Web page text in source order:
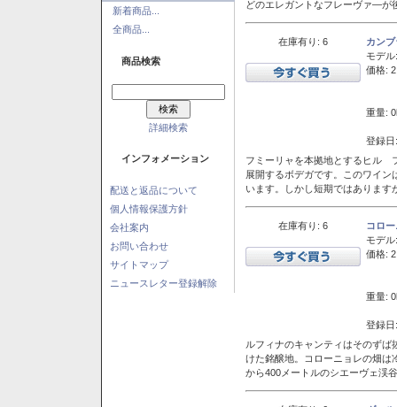
新着商品...
全商品...
商品検索
詳細検索
インフォメーション
配送と返品について
個人情報保護方針
会社案内
お問い合わせ
サイトマップ
ニュースレター登録解除
どのエレガントなフレーヴァ―が
在庫有り: 6
カン
モデル:
価格:
重量:
登録
フミーリャを本拠地とするヒル
展開するボデガです。このワイ
います。しかし短期ではありま
在庫有り: 6
コロ
モデル:
価格:
重量:
登録
ルフィナのキャンティはそのず
けた銘醸地。コローニョレの畑は
から400メートルのシエーヴェ渓